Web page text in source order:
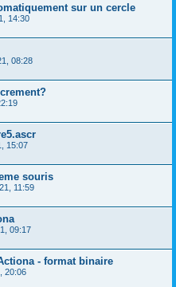
sur un cercle
14:30
08:28
15:07
souris
11:59
09:17
- format binaire
20:06